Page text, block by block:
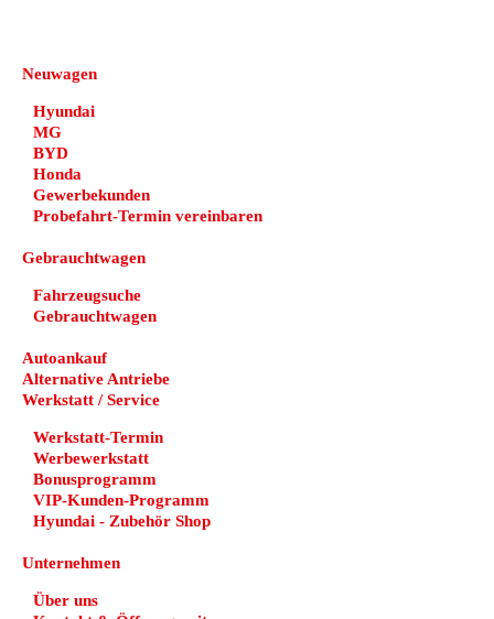
Neuwagen
Hyundai
MG
BYD
Honda
Gewerbekunden
Probefahrt-Termin vereinbaren
Gebrauchtwagen
Fahrzeugsuche
Gebrauchtwagen
Autoankauf
Alternative Antriebe
Werkstatt / Service
Werkstatt-Termin
Werbewerkstatt
Bonusprogramm
VIP-Kunden-Programm
Hyundai - Zubehör Shop
Unternehmen
Über uns